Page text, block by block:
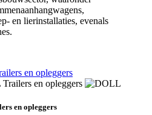
en lierinstallaties, evenals
en opleggers
en opleggers